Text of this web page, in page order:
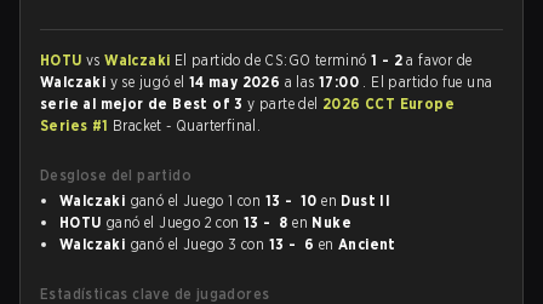
HOTU vsWalczaki El partido de CS:GO terminó1 - 2 a favor de
Walczaki y se jugó el 14 may 2026 a las17:00 . El partido fue una
serie al mejor de Best of 3y parte del 2026 CCT Europe
Series #1 Bracket - Quarterfinal.
Desglose del partido
Walczaki ganó el Juego 1 con 13 - 10 en Dust II
HOTU ganó el Juego 2 con13 - 8 en Nuke
Walczaki ganó el Juego 3 con 13 - 6 enAncient
Estadísticas clave de jugadores